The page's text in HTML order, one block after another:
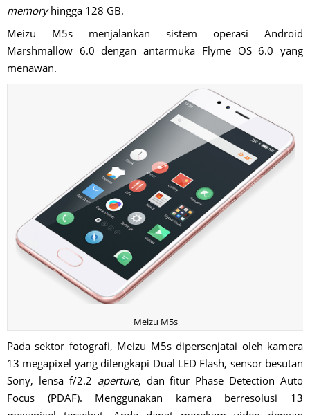
memoryhingga 128 GB.
Meizu M5s menjalankan sistem operasi Android
Marshmallow 6.0 dengan antarmuka Flyme OS 6.0 yang
menawan.
Meizu M5s
Pada sektor fotografi, Meizu M5s dipersenjatai oleh kamera
13 megapixel yang dilengkapi Dual LED Flash, sensor besutan
Sony, lensa f/2.2 aperture, dan fitur Phase Detection Auto
Focus (PDAF). Menggunakan kamera berresolusi 13